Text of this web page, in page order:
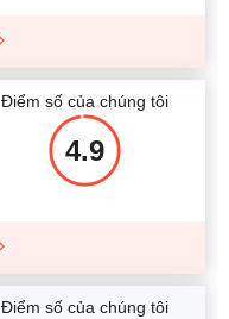
Điểm số của chúng tôi
4.9
Điểm số của chúng tôi